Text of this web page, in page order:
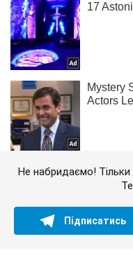
Не набридаємо!
Підписатись